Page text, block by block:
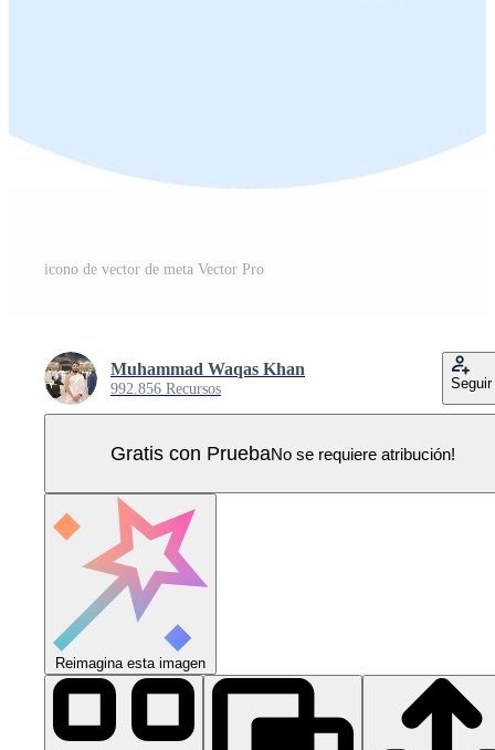
icono de vector de meta Vector Pro
Muhammad Waqas Khan
992.856 Recursos Seguir
Gratis con PruebaNo se requiere atribución!
Reimagina esta imagen